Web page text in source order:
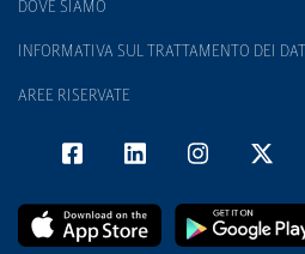
DOVE SIAMO
INFORMATIVA SUL TRATTAMENTO DEI DATI
AREE RISERVATE